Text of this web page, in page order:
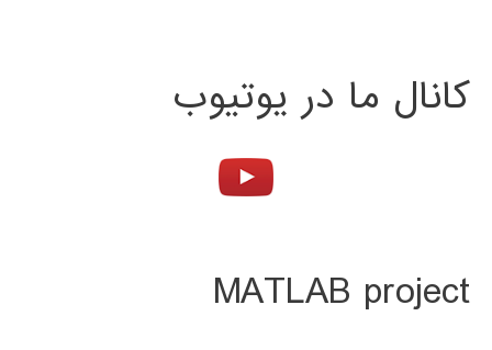
کانال ما در یوتیوب
MATLAB project